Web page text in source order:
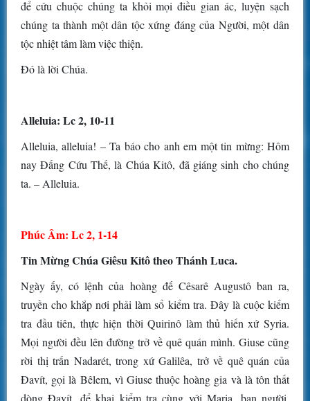
để cứu chuộc chúng ta khỏi mọi điều gian ác, luyện sạch
chúng ta thành một dân tộc xứng đáng của Người, một dân
tộc nhiệt tâm làm việc thiện.
Ðó là lời Chúa.
Alleluia: Lc 2, 10-11
Alleluia, alleluia! – Ta báo cho anh em một tin mừng: Hôm
nay Ðấng Cứu Thế, là Chúa Kitô, đã giáng sinh cho chúng
ta. – Alleluia.
Phúc Âm: Lc 2, 1-14
Tin Mừng Chúa Giêsu Kitô theo Thánh Luca.
Ngày ấy, có lệnh của hoàng đế Cêsarê Augustô ban ra,
truyền cho khắp nơi phải làm sổ kiểm tra. Ðây là cuộc kiểm
tra đầu tiên, thực hiện thời Quirinô làm thủ hiến xứ Syria.
Mọi người đều lên đường trở về quê quán mình. Giuse cũng
rời thị trấn Nadarét, trong xứ Galilêa, trở về quê quán của
Ðavít, gọi là Bêlem, vì Giuse thuộc hoàng gia và là tôn thất